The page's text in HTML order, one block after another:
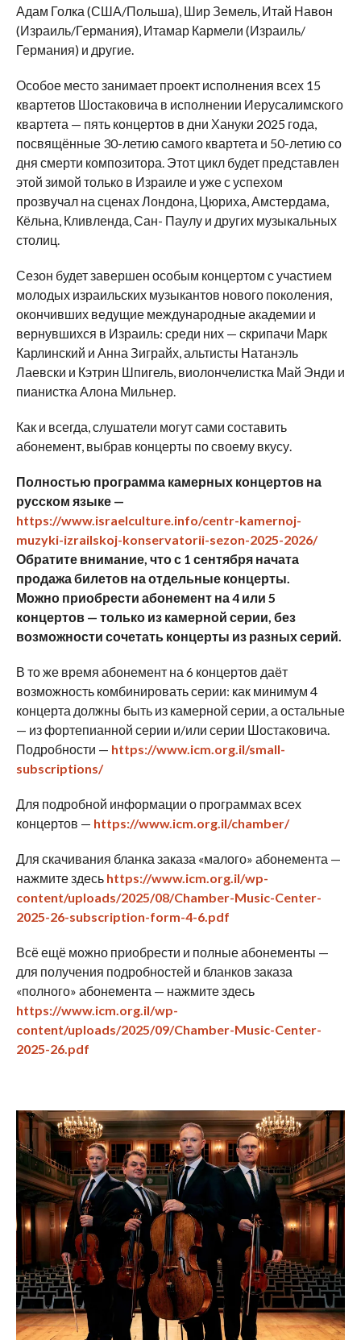
Адам Голка (США/Польша), Шир Земель, Итай Навон
(Израиль/Германия), Итамар Кармели (Израиль/
Германия) и другие.
Особое место занимает проект исполнения всех 15
квартетов Шостаковича в исполнении Иерусалимского
квартета — пять концертов в дни Хануки 2025 года,
посвящённые 30-летию самого квартета и 50-летию со
дня смерти композитора. Этот цикл будет представлен
этой зимой только в Израиле и уже с успехом
прозвучал на сценах Лондона, Цюриха, Амстердама,
Кёльна, Кливленда, Сан- Паулу и других музыкальных
столиц.
Сезон будет завершен особым концертом с участием
молодых израильских музыкантов нового поколения,
окончивших ведущие международные академии и
вернувшихся в Израиль: среди них — скрипачи Марк
Карлинский и Анна Зиграйх, альтисты Натанэль
Лаевски и Кэтрин Шпигель, виолончелистка Май Энди и
пианистка Алона Мильнер.
Как и всегда, слушатели могут сами составить
абонемент, выбрав концерты по своему вкусу.
Полностью программа камерных концертов на
русском языке —
https://www.israelculture.info/centr-kamernoj-
muzyki-izrailskoj-konservatorii-sezon-2025-2026/
Обратите внимание, что с 1 сентября начата
продажа билетов на отдельные концерты.
Можно приобрести абонемент на 4 или 5
концертов — только из камерной серии, без
возможности сочетать концерты из разных серий.
В то же время абонемент на 6 концертов даёт
возможность комбинировать серии: как минимум 4
концерта должны быть из камерной серии, а остальные
— из фортепианной серии и/или серии Шостаковича.
Подробности — https://www.icm.org.il/small-
subscriptions/
Для подробной информации о программах всех
концертов — https://www.icm.org.il/chamber/
Для скачивания бланка заказа «малого» абонемента —
нажмите здесь https://www.icm.org.il/wp-
content/uploads/2025/08/Chamber-Music-Center-
2025-26-subscription-form-4-6.pdf
Всё ещё можно приобрести и полные абонементы —
для получения подробностей и бланков заказа
«полного» абонемента — нажмите здесь
https://www.icm.org.il/wp-
content/uploads/2025/09/Chamber-Music-Center-
2025-26.pdf